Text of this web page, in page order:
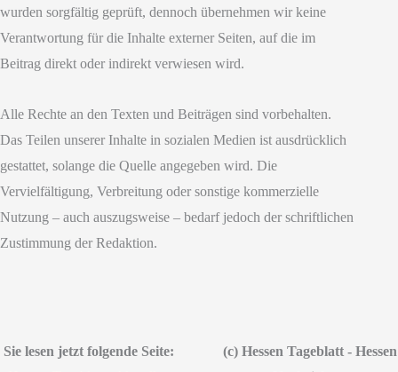
wurden sorgfältig geprüft, dennoch übernehmen wir keine
Verantwortung für die Inhalte externer Seiten, auf die im
Beitrag direkt oder indirekt verwiesen wird.
Alle Rechte an den Texten und Beiträgen sind vorbehalten.
Das Teilen unserer Inhalte in sozialen Medien ist ausdrücklich
gestattet, solange die Quelle angegeben wird. Die
Vervielfältigung, Verbreitung oder sonstige kommerzielle
Nutzung – auch auszugsweise – bedarf jedoch der schriftlichen
Zustimmung der Redaktion.
Sie lesen jetzt folgende Seite:
(c) Hessen Tageblatt - Hessen